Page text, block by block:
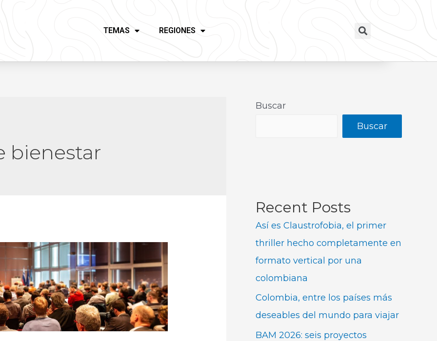
TEMAS REGIONES
bienestar
Buscar
Buscar
Recent Posts
Así es Claustrofobia, el primer
thriller hecho completamente en
formato vertical por una
colombiana
Colombia, entre los países más
deseables del mundo para viajar
BAM 2026: seis proyectos